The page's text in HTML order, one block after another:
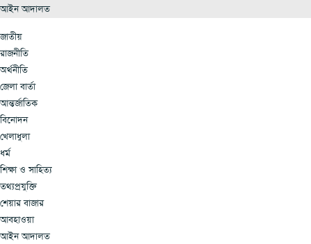
আইন আদালত
জাতীয়
রাজনীতি
অর্থনীতি
জেলা বার্তা
আন্তর্জাতিক
বিনোদন
খেলাধুলা
ধর্ম
শিক্ষা ও সাহিত্য
তথ্যপ্রযুক্তি
শেয়ার বাজার
আবহাওয়া
আইন আদালত